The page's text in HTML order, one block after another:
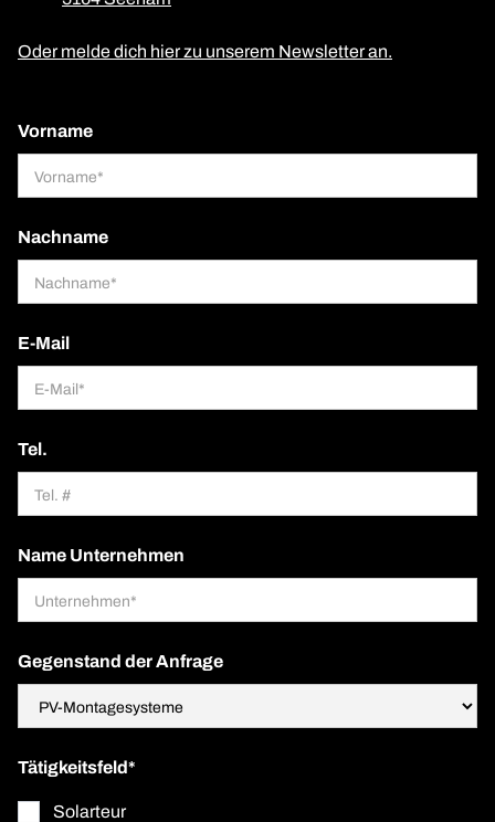
Oder melde dich hier zu unserem Newsletter an.
Vorname
Nachname
E-Mail
Tel.
Name Unternehmen
Gegenstand der Anfrage
Tätigkeitsfeld*
Solarteur